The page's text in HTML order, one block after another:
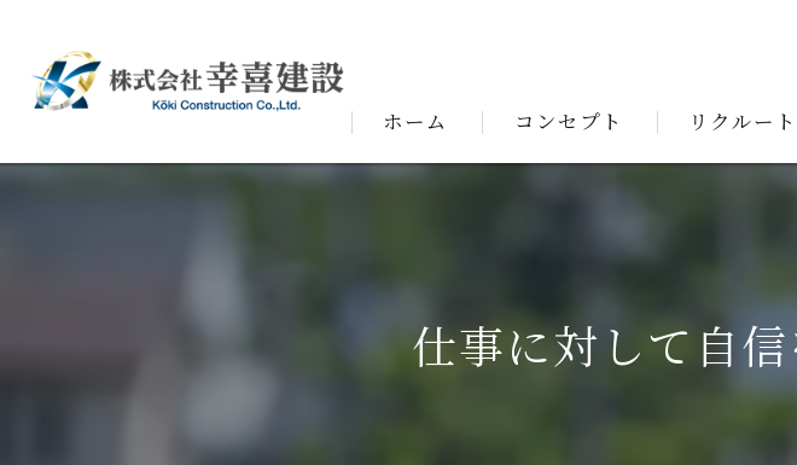
ホーム コンセプト リクルート
仕事に対して自